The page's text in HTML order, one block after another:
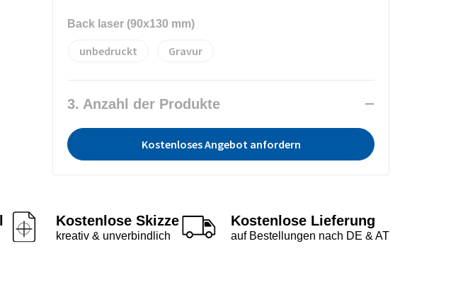
Back laser (90x130 mm)
unbedruckt Gravur
3. Anzahl der Produkte
Kostenloses Angebot anfordern
Kostenlose Skizze
kreativ & unverbindlich
Kostenlose Lieferung
auf Bestellungen nach DE & AT